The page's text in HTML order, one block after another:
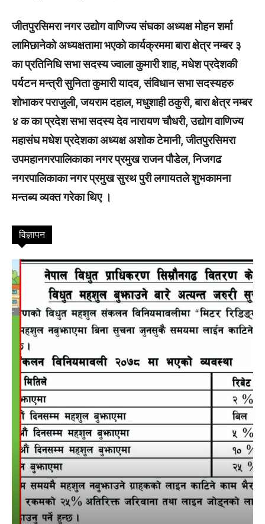
जीतपुरसिमरा नगर उद्योग वाणिज्य संघका अध्यक्ष मोहन शर्मा
लामिछानेको अध्यक्षतामा भएको कार्यक्रममा बारा क्षेत्र नम्बर ३
का प्रतिनिधि सभा सदस्य ज्वाला कुमारी शाह, मधेश प्रदेशकी
पर्यटन मन्त्री सुनिता कुमारी यादव, संविधान सभा सदस्यहरु
शोभाकर पराजुली, जयराम दहाल, मधुशाही ठकुरी, बारा क्षेत्र नम्बर
४ क का प्रदेश सभा सदस्य देव नारायण चौधरी, उद्योग वाणिज्य
महासंघ मधेश प्रदेशका अध्यक्ष अशोक टेमानी, जीतपुरसिमरा
उपमहानगरपालिकाका नगर प्रमुख राजन पौडेल, निजगढ
नगरपालिकाका नगर प्रमुख सुरथ पुरी लगायतले शुभकामना
मन्तब्य व्यक्त गरेका थिए ।
विज्ञापन